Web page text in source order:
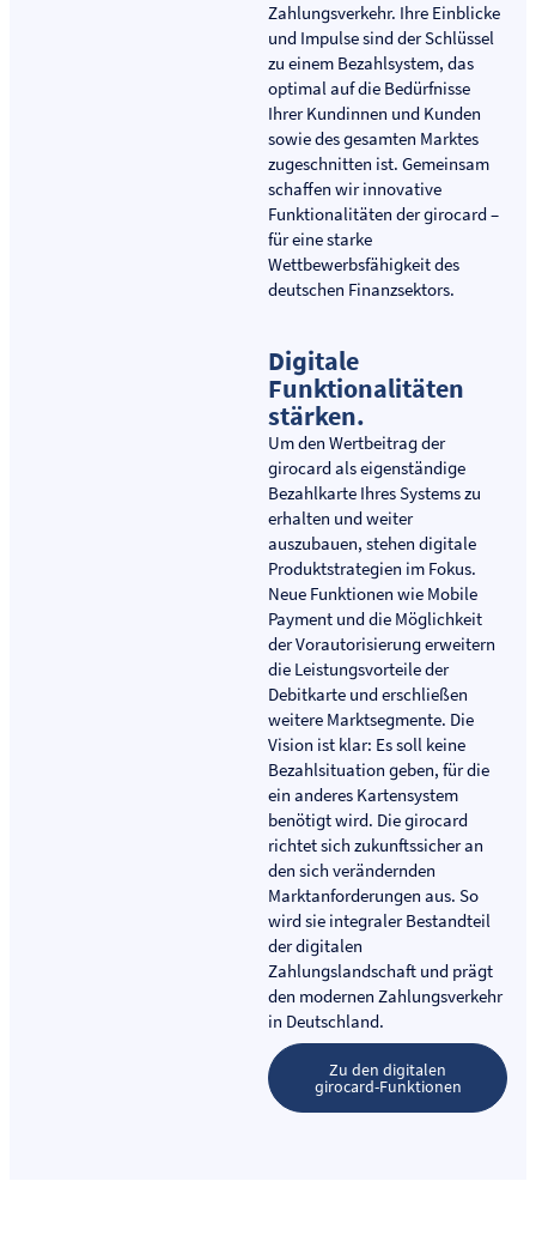
Zahlungsverkehr. Ihre Einblicke
und Impulse sind der Schlüssel
zu einem Bezahlsystem, das
optimal auf die Bedürfnisse
Ihrer Kundinnen und Kunden
sowie des gesamten Marktes
zugeschnitten ist. Gemeinsam
schaffen wir innovative
Funktionalitäten der girocard –
für eine starke
Wettbewerbsfähigkeit des
deutschen Finanzsektors.
Digitale
Funktionalitäten
stärken.
Um den Wertbeitrag der
girocard als eigenständige
Bezahlkarte Ihres Systems zu
erhalten und weiter
auszubauen, stehen digitale
Produktstrategien im Fokus.
Neue Funktionen wie Mobile
Payment und die Möglichkeit
der Vorautorisierung erweitern
die Leistungsvorteile der
Debitkarte und erschließen
weitere Marktsegmente. Die
Vision ist klar: Es soll keine
Bezahlsituation geben, für die
ein anderes Kartensystem
benötigt wird. Die girocard
richtet sich zukunftssicher an
den sich verändernden
Marktanforderungen aus. So
wird sie integraler Bestandteil
der digitalen
Zahlungslandschaft und prägt
den modernen Zahlungsverkehr
in Deutschland.
Zu den digitalen
girocard-Funktionen